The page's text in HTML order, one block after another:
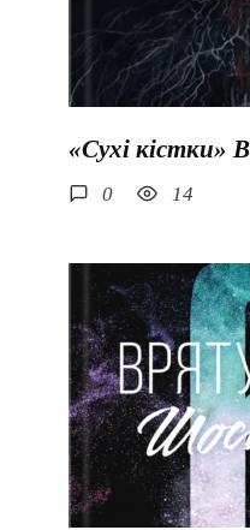
«Сухі кістки»
0 14